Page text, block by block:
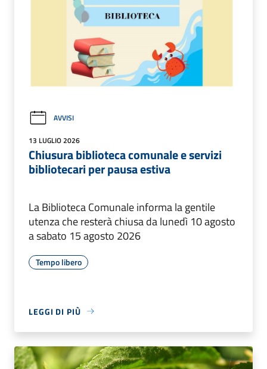
AVVISI
13 LUGLIO 2026
Chiusura biblioteca comunale e servizi
bibliotecari per pausa estiva
La Biblioteca Comunale informa la gentile
utenza che resterà chiusa da lunedì 10 agosto
a sabato 15 agosto 2026
Tempo libero
LEGGI DI PIÙ